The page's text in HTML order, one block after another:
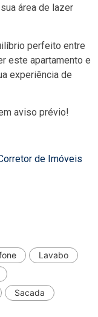
área de lazer
perfeito entre
este apartamento e
experiência de
aviso prévio!
de Imóveis
Lavabo
Sacada